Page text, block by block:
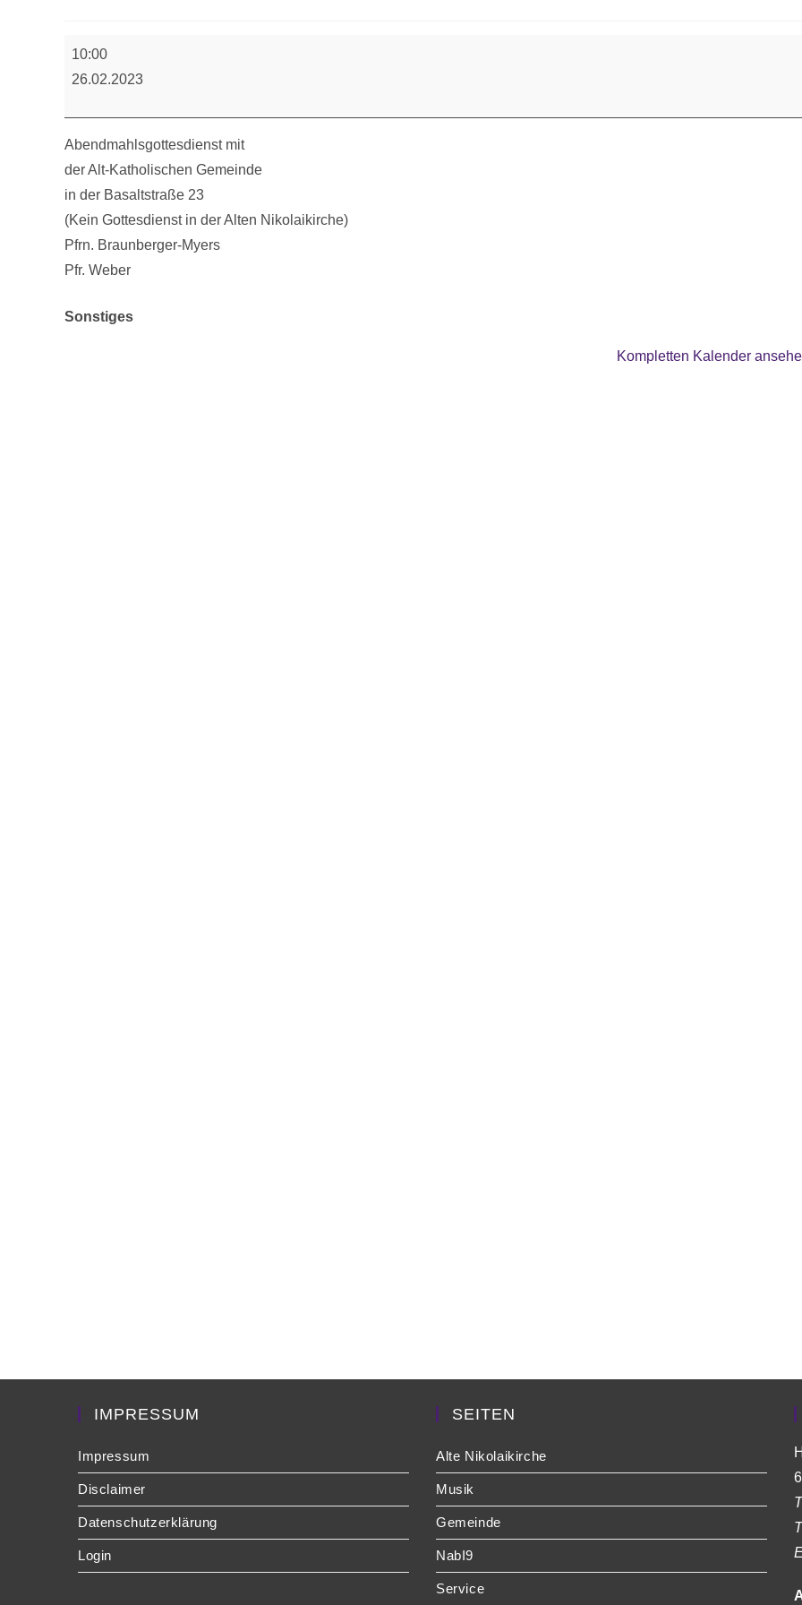
Abendmahlsgottesdienst
10:00
26.02.2023
Abendmahlsgottesdienst mit
der Alt-Katholischen Gemeinde
in der Basaltstraße 23
(Kein Gottesdienst in der Alten Nikolaikirche)
Pfrn. Braunberger-Myers
Pfr. Weber
Sonstiges
Kompletten Kalender
IMPRESSUM
Impressum
Disclaimer
Datenschutzerklärung
Login
SEITEN
Alte Nikolaikirche
Musik
Gemeinde
NabI9
Service